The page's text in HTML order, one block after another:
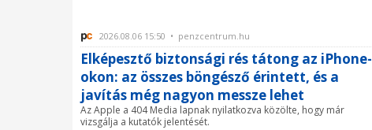
2026.08.06 15:50 • penzcentrum.hu
Elképesztő biztonsági rés tátong az iPhone-
okon: az összes böngésző érintett, és a
javítás még nagyon messze lehet
Az Apple a 404 Media lapnak nyilatkozva közölte, hogy már
vizsgálja a kutatók jelentését.